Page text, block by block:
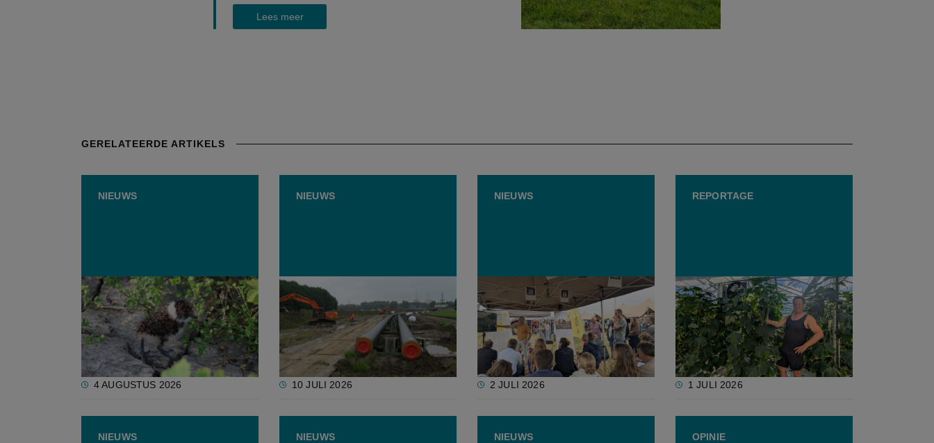
Lees meer
GERELATEERDE ARTIKELS
NIEUWS
Boeren beschermen 139
kievitsnesten dankzij
aangepaste
landbouwactiviteiten
4 AUGUSTUS 2026
NIEUWS
Omstreden leidingcorridors
keren terug op Vlaamse agenda
10 JULI 2026
NIEUWS
Landbouwers delen kennis op
Bodemfestival van Inagro
2 JULI 2026
REPORTAGE
Dag van de Komkommer: "In
de zomer blijf ik nooit langer
dan een kwartier weg van mijn
komkommers"
1 JULI 2026
NIEUWS NIEUWS NIEUWS OPINIE